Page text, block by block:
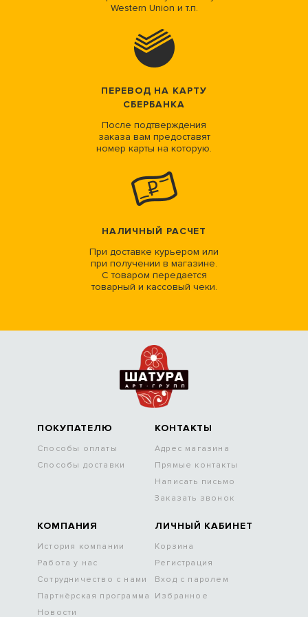
Western Union и т.п.
ПЕРЕВОД НА КАРТУ
СБЕРБАНКА
После подтверждения
заказа вам предоставят
номер карты на которую.
НАЛИЧНЫЙ РАСЧЕТ
При доставке курьером или
при получении в магазине.
С товаром передается
товарный и кассовый чеки.
ПОКУПАТЕЛЮ
Способы оплаты
Способы доставки
КОНТАКТЫ
Адрес магазина
Прямые контакты
Написать письмо
Заказать звонок
КОМПАНИЯ
История компании
Работа у нас
Сотрудничество с нами
Партнёрская программа
Новости
ЛИЧНЫЙ КАБИНЕТ
Корзина
Регистрация
Вход с паролем
Избранное